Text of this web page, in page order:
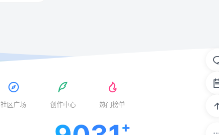
社区广场 创作中心 热门榜单